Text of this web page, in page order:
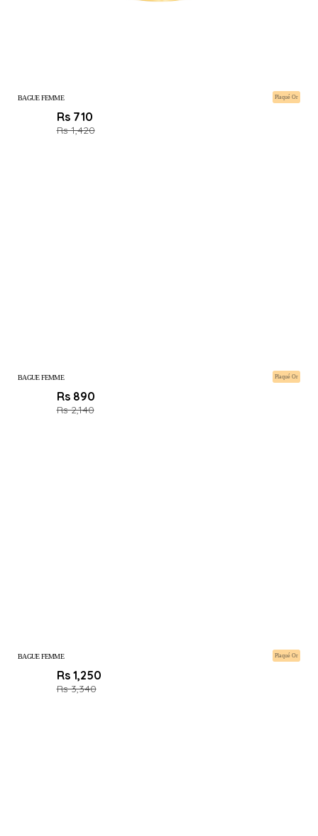
Plaqué Or
BAGUE FEMME
Rs 710
Rs 1,420
Plaqué Or
BAGUE FEMME
Rs 890
Rs 2,140
Plaqué Or
BAGUE FEMME
Rs 1,250
Rs 3,340